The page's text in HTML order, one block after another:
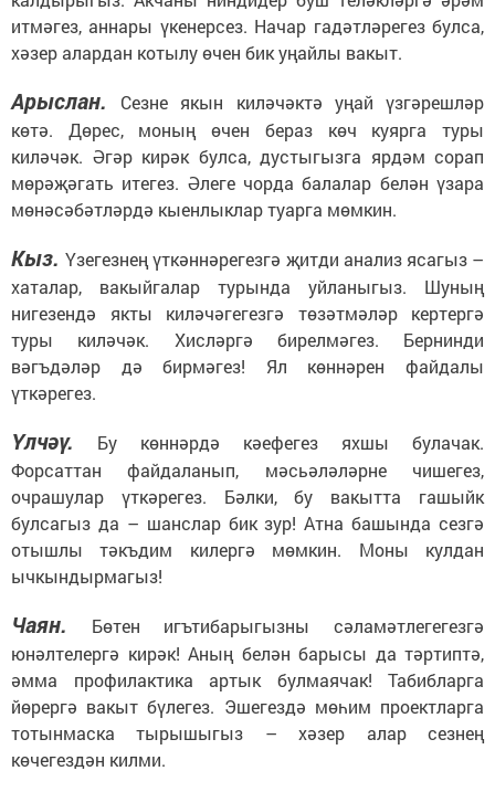
итмәгез, аннары үкенерсез. Начар гадәтләрегез булса,
хәзер алардан котылу өчен бик уңайлы вакыт.
Арыслан.
Сезне якын киләчәктә уңай үзгәрешләр
көтә. Дөрес, моның өчен бераз көч куярга туры
киләчәк. Әгәр кирәк булса, дустыгызга ярдәм сорап
мөрәҗәгать итегез. Әлеге чорда балалар белән үзара
мөнәсәбәтләрдә кыенлыклар туарга мөмкин.
Кыз.Үзегезнең үткәннәрегезгә җитди анализ ясагыз –
хаталар, вакыйгалар турында уйланыгыз. Шуның
нигезендә якты киләчәгегезгә төзәтмәләр кертергә
туры киләчәк. Хисләргә бирелмәгез. Бернинди
вәгъдәләр дә бирмәгез! Ял көннәрен файдалы
үткәрегез.
Үлчәү. Бу көннәрдә кәефегез яхшы булачак.
Форсаттан файдаланып, мәсьәләләрне чишегез,
очрашулар үткәрегез. Бәлки, бу вакытта гашыйк
булсагыз да – шанслар бик зур! Атна башында сезгә
отышлы тәкъдим килергә мөмкин. Моны кулдан
ычкындырмагыз!
Чаян. Бөтен игътибарыгызны сәламәтлегегезгә
юнәлтелергә кирәк! Аның белән барысы да тәртиптә,
әмма профилактика артык булмаячак! Табибларга
йөрергә вакыт бүлегез. Эшегездә мөһим проектларга
тотынмаска тырышыгыз – хәзер алар сезнең
көчегездән килми.